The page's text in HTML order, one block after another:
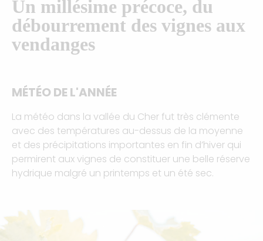
Un millésime précoce, du
débourrement des vignes aux
vendanges
MÉTÉO DE L'ANNÉE
La météo dans la vallée du Cher fut très clémente
avec des températures au-dessus de la moyenne
et des précipitations importantes en fin d’hiver qui
permirent aux vignes de constituer une belle réserve
hydrique malgré un printemps et un été sec.